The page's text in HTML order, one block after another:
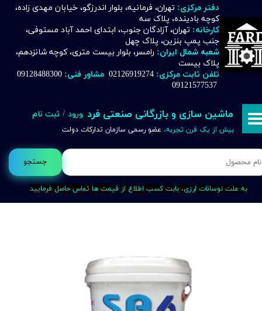
جستجو
دفتر مرکزی: تهران، فرمانیه، بلوار اندرزگو، خیابان مهدی زاده،
کوچه بادینده، پلاک سه
کارخانه: تهران، آزادگان جنوب، ابتدای احمد آباد مستوفی،
جنب پمپ بنزین، پلاک چهل
شعبه شمال ایران: رامسر، بلوار بیست متری، کوچه شانزدهم،
پلاک بیست
تلفن ثابت مرکزی: 02126919274 مشاور فنی:
09121577537
ماشین سازی و بازرگانی صنعتی فرد
بیش از یک قرن تجربه، عضو رسمی سازمان تدارکات دولت
ورود / ثبت نام
حساب کاربری من
تغییر گذر واژه
خروج از حساب کاربری
به علت نوسانات ارزی، بابت کسب اطلاع از قیمت ها تماس حاصل فرمایید